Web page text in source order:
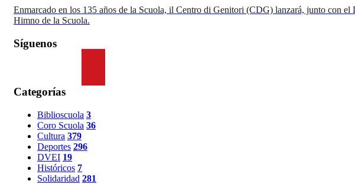
Enmarcado en los 135 años de la Scuola, il Centro di Genitori (CDG) lanzará, junto con
Himno de la Scuola.
Síguenos
Categorías
Biblioscuola 3
Coro Scuola 36
Cultura 379
Deportes 296
DVEI 19
Históricos 7
Solidaridad 281